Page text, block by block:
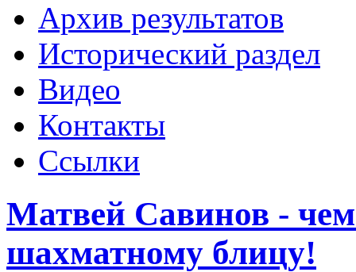
Архив результатов
Исторический раздел
Видео
Контакты
Ссылки
Матвей Савинов -
шахматному блицу!